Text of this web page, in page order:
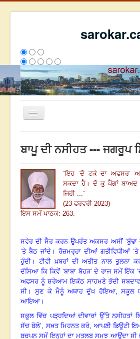
Toggle
ਰਚਨਾਵਾਂ
ਸਰੋਕਾਰ ਦੇ ਲੇਖਕ
ਸੰਪਰਕ
We have 87 guests and no members
2813247
ਬਾਪੂ ਦੀ ਨਸੀਹਤ --- ਜਗਰੂਪ
“ਇਹ ‘ਦੋ ਟਕੇ ਦਾ ਅਫਸਰ’
ਸਕਦਾ ਹੈ। ਦੋ ਕੁ ਪੈੱਗਾਂ
ਜਿਹੀ ...”
(23 ਫਰਵਰੀ 2023)
ਇਸ ਸਮੇਂ ਪਾਠਕ: 263.
ਸਵੇਰ ਦੀ ਸੈਰ ਕਰਨ ਉਪਰੰਤ ਅਕਸਰ ਅਸੀਂ ‘ਬੁੱਢਾ
’ਤੇ ਬੈਠ ਜਾਂਦੇ । ਰੋਜ਼ਮਰ੍ਹਾ ਦੀਆਂ ਗਤੀਵਿਧੀਆਂ ’ਤੇ
ਹੁੰਦੀ। ਟੀਵੀ ਖ਼ਬਰਾਂ ਦੀ ਅਤੀਤ ਨਾਲ
ਦੱਸਿਆ ਕਿ ਕਿਵੇਂ ‘ਬਾਬਾ ਬੋਹੜ’ਦੇ ਰਾਜ ਸਮੇਂ ਇੱਕ
ਅਫਸਰ ਨੂੰ ਸ਼ਰੇਆਮ ਇਕੱਠ ਸਾਹਮਣੇ ਭੱਦੀ
ਸੀ।ਸੁਣ ਕੇ ਮੈਨੂੰ ਅਥਾਹ ਦੁੱਖ ਹੋਇਆ, ਸਕੂਲ
ਆਇਆ।
ਸਕੂਲ ਵਿੱਚ ਪੜ੍ਹਦਿਆਂ ਦੀਵਾਰਾਂ ਉੱਤੇ ਨਸੀਹਤਾਂ
ਸੱਚ ਬੋਲੋ’, ਸਖ਼ਤ ਮਿਹਨਤ ਕਰੋ, ਆਪਣੀ ਡਿਊਟੀ
ਬਚਪਨ ਸਮੇਂ ਇਨ੍ਹਾਂ ਦਾ ਮਤਲਬ ਸਮਝ ਆਉਂਦਾ ਸੀ